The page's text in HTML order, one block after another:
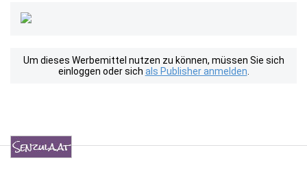
Um dieses Werbemittel nutzen zu können, müssen Sie sich
einloggen oder sich als Publisher anmelden